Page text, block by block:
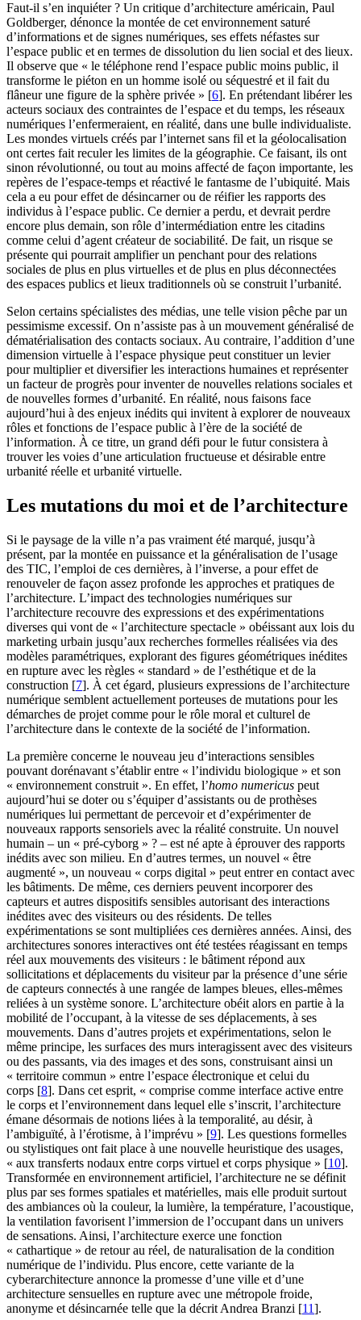
Faut-il s’en inquiéter ? Un critique d’architecture américain, Paul
Goldberger, dénonce la montée de cet environnement saturé
d’informations et de signes numériques, ses effets néfastes sur
l’espace public et en termes de dissolution du lien social et des lieux.
Il observe que « le téléphone rend l’espace public moins public, il
transforme le piéton en un homme isolé ou séquestré et il fait du
flâneur une figure de la sphère privée » [6]. En prétendant libérer les
acteurs sociaux des contraintes de l’espace et du temps, les réseaux
numériques l’enfermeraient, en réalité, dans une bulle individualiste.
Les mondes virtuels créés par l’internet sans fil et la géolocalisation
ont certes fait reculer les limites de la géographie. Ce faisant, ils ont
sinon révolutionné, ou tout au moins affecté de façon importante, les
repères de l’espace-temps et réactivé le fantasme de l’ubiquité. Mais
cela a eu pour effet de désincarner ou de réifier les rapports des
individus à l’espace public. Ce dernier a perdu, et devrait perdre
encore plus demain, son rôle d’intermédiation entre les citadins
comme celui d’agent créateur de sociabilité. De fait, un risque se
présente qui pourrait amplifier un penchant pour des relations
sociales de plus en plus virtuelles et de plus en plus déconnectées
des espaces publics et lieux traditionnels où se construit l’urbanité.
Selon certains spécialistes des médias, une telle vision pêche par un
pessimisme excessif. On n’assiste pas à un mouvement généralisé de
dématérialisation des contacts sociaux. Au contraire, l’addition d’une
dimension virtuelle à l’espace physique peut constituer un levier
pour multiplier et diversifier les interactions humaines et représenter
un facteur de progrès pour inventer de nouvelles relations sociales et
de nouvelles formes d’urbanité. En réalité, nous faisons face
aujourd’hui à des enjeux inédits qui invitent à explorer de nouveaux
rôles et fonctions de l’espace public à l’ère de la société de
l’information. À ce titre, un grand défi pour le futur consistera à
trouver les voies d’une articulation fructueuse et désirable entre
urbanité réelle et urbanité virtuelle.
Les mutations du moi et de l’architecture
Si le paysage de la ville n’a pas vraiment été marqué, jusqu’à
présent, par la montée en puissance et la généralisation de l’usage
des TIC, l’emploi de ces dernières, à l’inverse, a pour effet de
renouveler de façon assez profonde les approches et pratiques de
l’architecture. L’impact des technologies numériques sur
l’architecture recouvre des expressions et des expérimentations
diverses qui vont de « l’architecture spectacle » obéissant aux lois du
marketing urbain jusqu’aux recherches formelles réalisées via des
modèles paramétriques, explorant des figures géométriques inédites
en rupture avec les règles « standard » de l’esthétique et de la
construction [7]. À cet égard, plusieurs expressions de l’architecture
numérique semblent actuellement porteuses de mutations pour les
démarches de projet comme pour le rôle moral et culturel de
l’architecture dans le contexte de la société de l’information.
La première concerne le nouveau jeu d’interactions sensibles
pouvant dorénavant s’établir entre « l’individu biologique » et son
« environnement construit ». En effet, l’homo numericus peut
aujourd’hui se doter ou s’équiper d’assistants ou de prothèses
numériques lui permettant de percevoir et d’expérimenter de
nouveaux rapports sensoriels avec la réalité construite. Un nouvel
humain – un « pré-cyborg » ? – est né apte à éprouver des rapports
inédits avec son milieu. En d’autres termes, un nouvel « être
augmenté », un nouveau « corps digital » peut entrer en contact avec
les bâtiments. De même, ces derniers peuvent incorporer des
capteurs et autres dispositifs sensibles autorisant des interactions
inédites avec des visiteurs ou des résidents. De telles
expérimentations se sont multipliées ces dernières années. Ainsi, des
architectures sonores interactives ont été testées réagissant en temps
réel aux mouvements des visiteurs : le bâtiment répond aux
sollicitations et déplacements du visiteur par la présence d’une série
de capteurs connectés à une rangée de lampes bleues, elles-mêmes
reliées à un système sonore. L’architecture obéit alors en partie à la
mobilité de l’occupant, à la vitesse de ses déplacements, à ses
mouvements. Dans d’autres projets et expérimentations, selon le
même principe, les surfaces des murs interagissent avec des visiteurs
ou des passants, via des images et des sons, construisant ainsi un
« territoire commun » entre l’espace électronique et celui du
corps [8]. Dans cet esprit, « comprise comme interface active entre
le corps et l’environnement dans lequel elle s’inscrit, l’architecture
émane désormais de notions liées à la temporalité, au désir, à
l’ambiguïté, à l’érotisme, à l’imprévu » [9]. Les questions formelles
ou stylistiques ont fait place à une nouvelle heuristique des usages,
« aux transferts nodaux entre corps virtuel et corps physique » [10].
Transformée en environnement artificiel, l’architecture ne se définit
plus par ses formes spatiales et matérielles, mais elle produit surtout
des ambiances où la couleur, la lumière, la température, l’acoustique,
la ventilation favorisent l’immersion de l’occupant dans un univers
de sensations. Ainsi, l’architecture exerce une fonction
« cathartique » de retour au réel, de naturalisation de la condition
numérique de l’individu. Plus encore, cette variante de la
cyberarchitecture annonce la promesse d’une ville et d’une
architecture sensuelles en rupture avec une métropole froide,
anonyme et désincarnée telle que la décrit Andrea Branzi [11].